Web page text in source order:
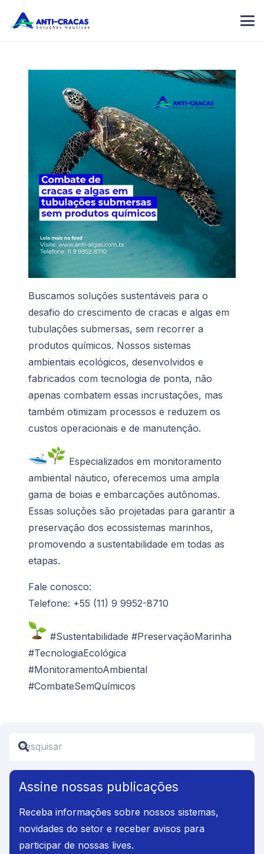
Buscamos soluções sustentáveis para o
desafio do crescimento de cracas e algas em
tubulações submersas, sem recorrer a
produtos químicos. Nossos sistemas
ambientais ecológicos, desenvolvidos e
fabricados com tecnologia de ponta, não
apenas combatem essas incrustações, mas
também otimizam processos e reduzem os
custos operacionais e de manutenção.
Especializados em monitoramento
ambiental náutico, oferecemos uma ampla
gama de boias e embarcações autônomas.
Essas soluções são projetadas para garantir a
preservação dos ecossistemas marinhos,
promovendo a sustentabilidade em todas as
etapas.
Fale conosco:
Telefone: +55 (11) 9 9952-8710
#Sustentabilidade #PreservaçãoMarinha
#TecnologiaEcológica
#MonitoramentoAmbiental
#CombateSemQuímicos
Assine nossas publicações
Receba informações sobre nossos sistemas,
novidades do setor e receber avisos para
participar de nossas lives.